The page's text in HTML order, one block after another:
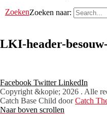
ZoekenZoeken naar:
LKI-header-
Facebook Twitter LinkedIn
Copyright &kopie; 2026 . Alle
Catch Base Child doorCatch
Naar boven scrollen